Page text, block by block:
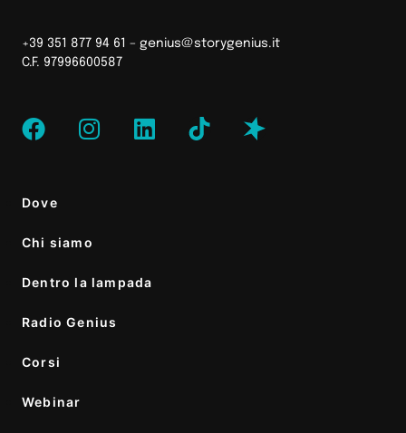
+39 351 877 94 61 – genius@storygenius.it
C.F. 97996600587
Dove
Chi siamo
Dentro la lampada
Radio Genius
Corsi
Webinar